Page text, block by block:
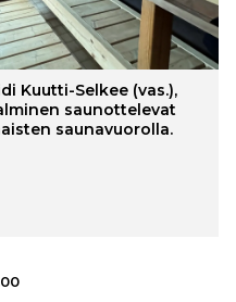
Kuutti-Selkee (vas.),
saunottelevat
saunavuorolla.